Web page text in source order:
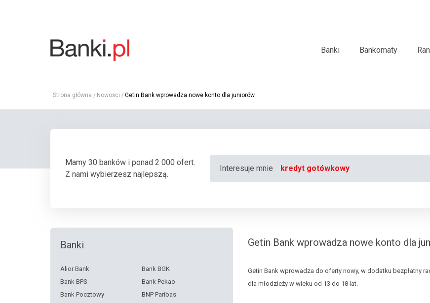
Banki Bankomaty
Strona główna Nowości Getin Bank wprowadza nowe konto dla juniorów
Mamy 30 banków i ponad 2 000 ofert.
Z nami wybierzesz najlepszą.
Interesuje mnie kredyt gotówkowy
Banki
Alior Bank
Bank BGK
Bank BPS
Bank Pekao
Bank Pocztowy
BNP Paribas
Getin Bank wprowadza nowe konto dla
Getin Bank wprowadza do oferty nowy, w dodatku bezpłatny
dla młodzieży w wieku od 13 do 18 lat.